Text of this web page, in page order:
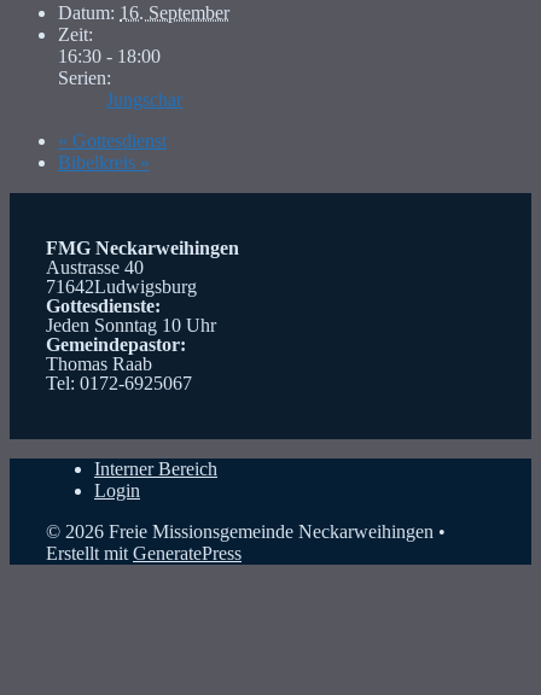
Datum: 16. September
Zeit:
16:30 - 18:00
Serien:
Jungschar
« Gottesdienst
Bibelkreis »
FMG Neckarweihingen
Austrasse 40
71642Ludwigsburg
Gottesdienste:
Jeden Sonntag 10 Uhr
Gemeindepastor:
Thomas Raab
Tel: 0172-6925067
Interner Bereich
Login
© 2026 Freie Missionsgemeinde Neckarweihingen •
Erstellt mit GeneratePress